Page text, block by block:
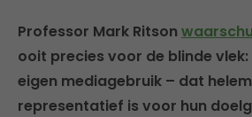
Professor Mark Ritson
ooit precies voor de blinde vlek:
eigen mediagebruik – dat
representatief is voor hun